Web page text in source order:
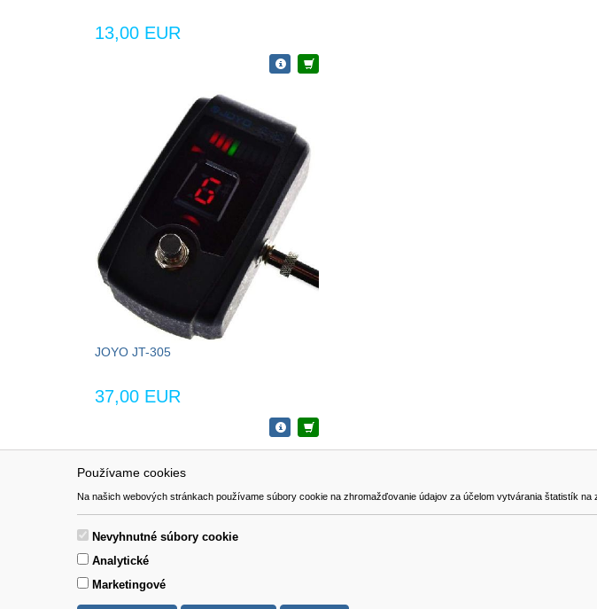
Používame cookies
Na našich webových stránkach používame súbory cookie na zhromažďovanie údajov za účelom vytvárania štatistík
Nevyhnutné súbory cookie
Analytické
Marketingové
13,00 EUR
JOYO JT-305
37,00 EUR
Pomoc
Kontakt